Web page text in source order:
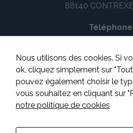
88140
Téléphone
03 29 08 14
Suivez-
Nous utilisons des cookies. Si
ok, cliquez simplement sur
pouvez également choisir le
vous souhaitez en cliquant sur
notre politique de cookies